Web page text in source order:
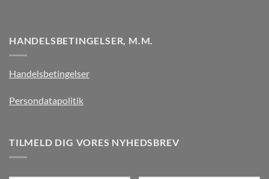
HANDELSBETINGELSER, M.M.
Handelsbetingelser
Persondatapolitik
TILMELD DIG VORES NYHEDSBREV